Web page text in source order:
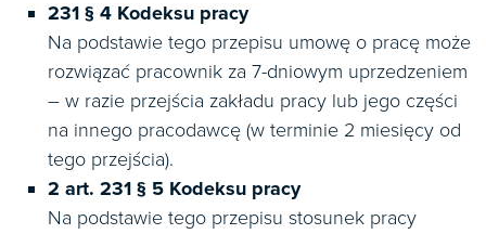
Webinaria
E-booki
Webinaria
Książki
E-booki
Webinaria
231 § 4 Kodeksu pracy
Na podstawie tego przepisu umowę o pracę może
rozwiązać pracownik za 7-dniowym uprzedzeniem
– w razie przejścia zakładu pracy lub jego części
na innego pracodawcę (w terminie 2 miesięcy od
tego przejścia).
2 art. 231 § 5 Kodeksu pracy
Na podstawie tego przepisu stosunek pracy